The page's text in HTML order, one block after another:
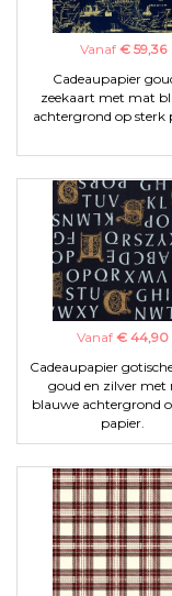
Vanaf € 59,36
Cadeaupapier
zeekaart met mat
achtergrond op sterk
Vanaf € 44,90
Cadeaupapier
goud en zilver met
blauwe achtergrond
papier.